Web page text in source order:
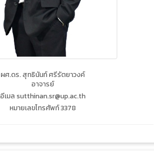
ผศ.ดร. สุทธินันท์ ศรีรัตยาวงค์
อาจารย์
อีเมล sutthinan.sr@up.ac.th
หมายเลขโทรศัพท์ 3378